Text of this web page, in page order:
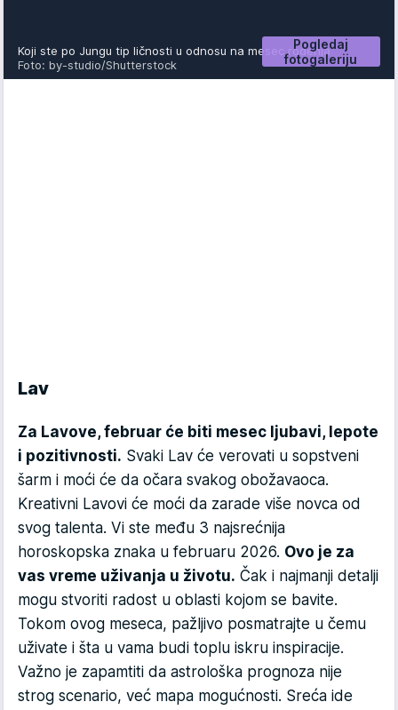
Pogledaj
fotogaleriju
Koji ste po Jungu tip ličnosti u odnosu na mesec rođenja
Foto: by-studio/Shutterstock
Lav
Za Lavove, februar će biti mesec ljubavi, lepote
i pozitivnosti. Svaki Lav će verovati u sopstveni
šarm i moći će da očara svakog obožavaoca.
Kreativni Lavovi će moći da zarade više novca od
svog talenta. Vi ste među 3 najsrećnija
horoskopska znaka u februaru 2026. Ovo je za
vas vreme uživanja u životu. Čak i najmanji detalji
mogu stvoriti radost u oblasti kojom se bavite.
Tokom ovog meseca, pažljivo posmatrajte u čemu
uživate i šta u vama budi toplu iskru inspiracije.
Važno je zapamtiti da astrološka prognoza nije
strog scenario, već mapa mogućnosti. Sreća ide